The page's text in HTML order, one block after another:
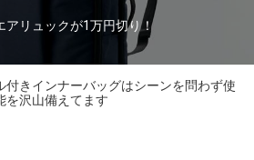
アリュックが1万円切り！
付きインナーバッグはシーンを問わず使
を沢山備えてます